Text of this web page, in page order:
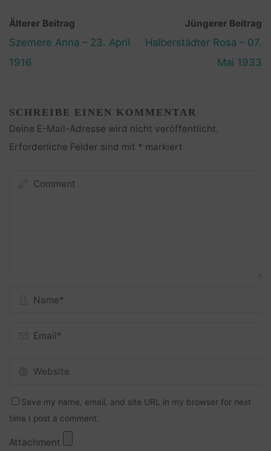
Älterer Beitrag
Szemere Anna – 23. April
1916
Jüngerer Beitrag
Halberstädter Rosa – 07.
Mai 1933
SCHREIBE EINEN KOMMENTAR
Deine E-Mail-Adresse wird nicht veröffentlicht.
Erforderliche Felder sind mit * markiert
Save my name, email, and site URL in my browser for next
time I post a comment.
Attachment